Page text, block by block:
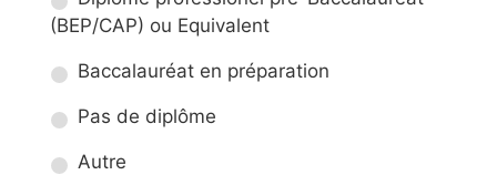
(BEP/CAP) ou Equivalent
Baccalauréat en préparation
Pas de diplôme
Autre